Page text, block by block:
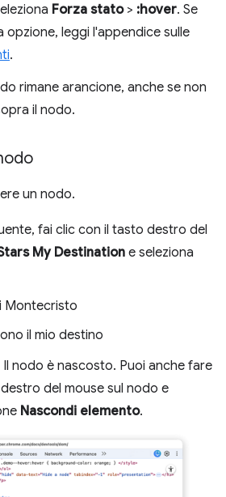
Forza stato> :hover. Se
opzione, leggi l'appendice sulle
.
rimane arancione, anche se non
il nodo.
un nodo.
fai clic con il tasto destro del
My Destination e seleziona
Montecristo
il mio destino
Il nodo è nascosto. Puoi anche fare
del mouse sul nodo e
Nascondi elemento.